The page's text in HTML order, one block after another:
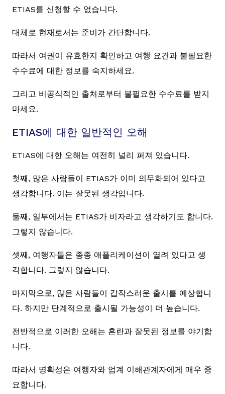
ETIAS를 신청할 수 없습니다.
대체로 현재로서는 준비가 간단합니다.
따라서 여권이 유효한지 확인하고 여행 요건과 불필요한
수수료에 대한 정보를 숙지하세요.
그리고 비공식적인 출처로부터 불필요한 수수료를 받지
마세요.
ETIAS에 대한 일반적인 오해
ETIAS에 대한 오해는 여전히 널리 퍼져 있습니다.
첫째, 많은 사람들이 ETIAS가 이미 의무화되어 있다고
생각합니다. 이는 잘못된 생각입니다.
둘째, 일부에서는 ETIAS가 비자라고 생각하기도 합니다.
그렇지 않습니다.
셋째, 여행자들은 종종 애플리케이션이 열려 있다고 생
각합니다. 그렇지 않습니다.
마지막으로, 많은 사람들이 갑작스러운 출시를 예상합니
다. 하지만 단계적으로 출시될 가능성이 더 높습니다.
전반적으로 이러한 오해는 혼란과 잘못된 정보를 야기합
니다.
따라서 명확성은 여행자와 업계 이해관계자에게 매우 중
요합니다.